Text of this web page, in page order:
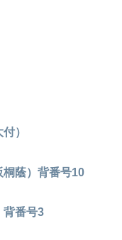
）
蔭）背番号10
番号3